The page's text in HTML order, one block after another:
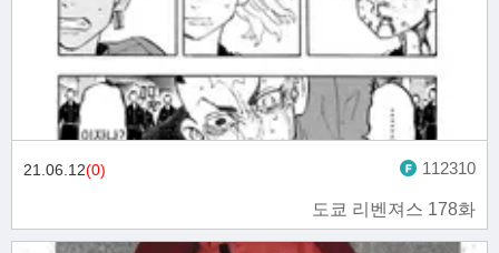
도쿄 리벤져스 178화
21.06.12(0) 112310